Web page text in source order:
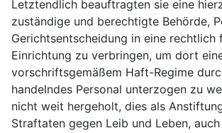
Letztendlich beauftragten sie eine
zuständige und berechtigte Behörde,
Gerichtsentscheidung in eine rechtlich
Einrichtung zu verbringen, um dort
vorschriftsgemäßem Haft-Regime
handelndes Personal unterzogen zu
nicht weit hergeholt, dies als
Straftaten gegen Leib und Leben,